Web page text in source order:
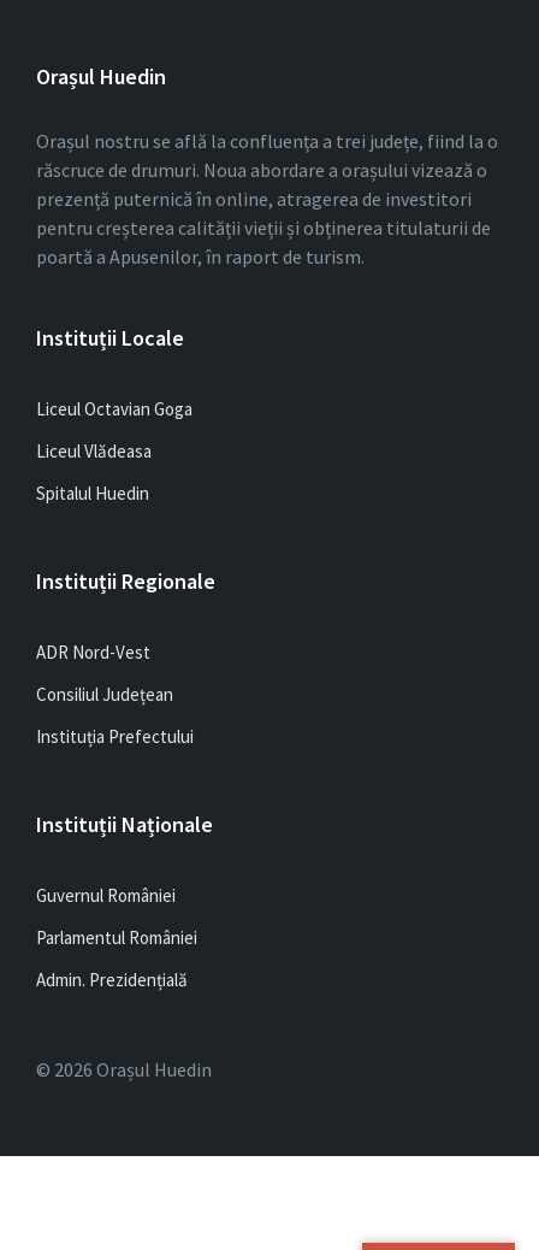
Orașul Huedin
Orașul nostru se află la confluența a trei județe, fiind la o
răscruce de drumuri. Noua abordare a orașului vizează o
prezență puternică în online, atragerea de investitori
pentru creșterea calității vieții și obținerea titulaturii de
poartă a Apusenilor, în raport de turism.
Instituții Locale
Liceul Octavian Goga
Liceul Vlădeasa
Spitalul Huedin
Instituții Regionale
ADR Nord-Vest
Consiliul Județean
Instituția Prefectului
Instituții Naționale
Guvernul României
Parlamentul României
Admin. Prezidențială
© 2026 Orașul Huedin